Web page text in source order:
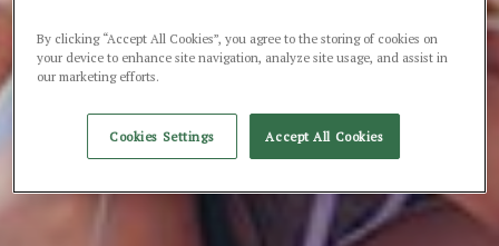
By clicking “Accept All Cookies”, you agree to the storing of cookies on
your device to enhance site navigation, analyze site usage, and assist in
our marketing efforts.
Cookies Settings Accept All Cookies